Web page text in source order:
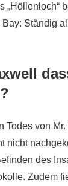
Ständig
Todes von
nicht
des
Zudem